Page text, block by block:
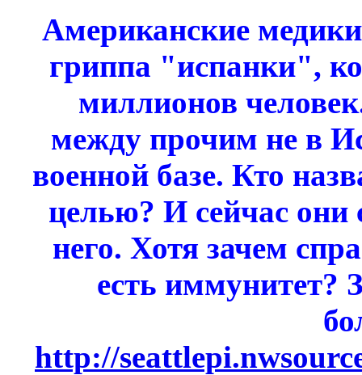
Американские
гриппа "испанки",
миллионов
между прочим не в
военной базе. Кто
целью? И сейчас они
него. Хотя зачем
есть иммунитет?
http://